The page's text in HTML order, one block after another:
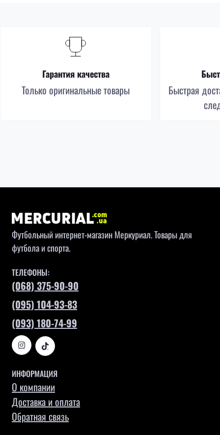
Гарантия качества
Только оригинальные товары
Быстрая
Футбольный интернет-магазин Меркуриал. Товары для
футбола и спорта.
ТЕЛЕФОНЫ:
(068) 375-90-90
(095) 104-93-83
(093) 180-74-99
ИНФОРМАЦИЯ
О компании
Доставка и оплата
Обратная связь